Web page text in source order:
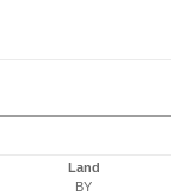
Land
BY